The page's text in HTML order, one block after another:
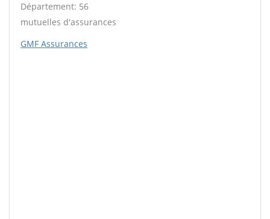
Département: 56
mutuelles d'assurances
GMF Assurances